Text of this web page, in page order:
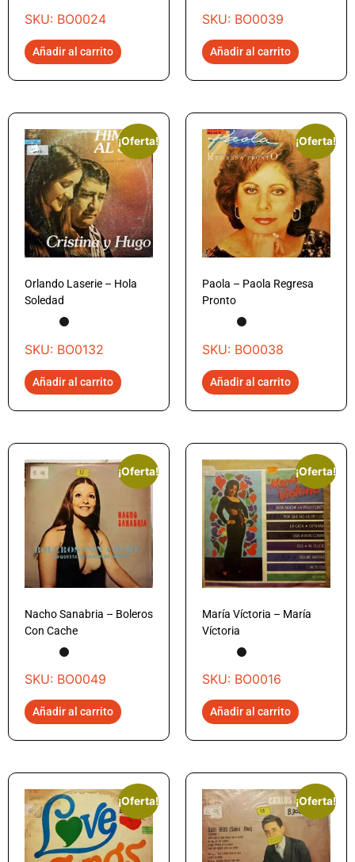
SKU: BO0024
Añadir al carrito
SKU: BO0039
Añadir al carrito
¡Oferta!
Orlando Laserie – Hola
Soledad
SKU: BO0132
Añadir al carrito
¡Oferta!
Paola – Paola Regresa
Pronto
SKU: BO0038
Añadir al carrito
¡Oferta!
Nacho Sanabria – Boleros
Con Cache
SKU: BO0049
Añadir al carrito
¡Oferta!
María Víctoria – María
Víctoria
SKU: BO0016
Añadir al carrito
¡Oferta! ¡Oferta!